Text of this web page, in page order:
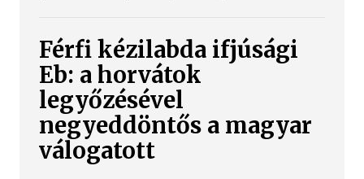
Férfi kézilabda ifjúsági
Eb: a horvátok
legyőzésével
negyeddöntős a magyar
válogatott